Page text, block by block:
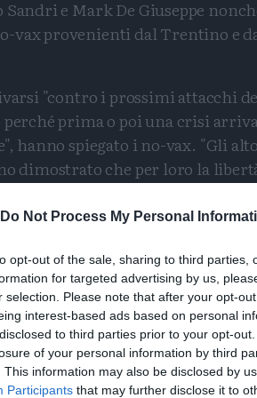
Do Not Process My Personal
opt-out of the sale, sharing to third parties,
for targeted advertising by us,
selection. Please note that after your opt-
interest-based ads based on personal
to third parties prior to your opt-
of your personal information by third
This information may also be disclosed by
Participants that may further disclose it to
e Mark De Giuseppe
vax provenienti dal Trentino e
"contro i prossimi attacchi
prima o poi una crisi arriva
hanno spiegato i no-vax. "Gli
dimostrato che per loro la
prive di significato. Così,
fatto sentire la loro voce
di quanto è successo
del passato, occorre
sono ancora al potere".
che gli altoatesini dopo 'la
critici nei confronti dei vaccini
bisogna fare i prossimi passi e
è stato detto.